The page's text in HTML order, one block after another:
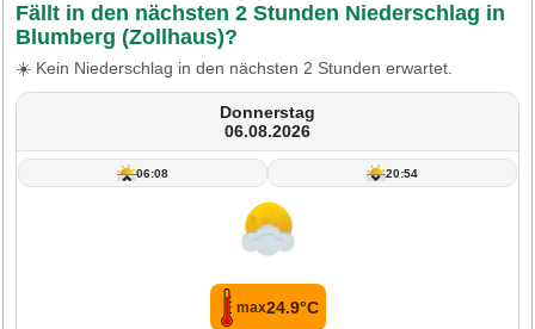
Fällt in den nächsten 2 Stunden Niederschlag in
Blumberg (Zollhaus)?
☀️ Kein Niederschlag in den nächsten 2 Stunden erwartet.
Donnerstag
06.08.2026
06:08 20:54
max24.9°C